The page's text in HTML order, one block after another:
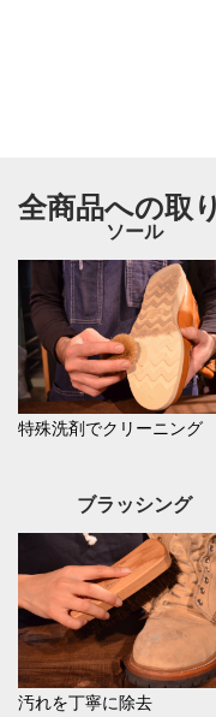
全商品への取
ソール
特殊洗剤でクリーニング
ブラッシング
汚れを丁寧に除去